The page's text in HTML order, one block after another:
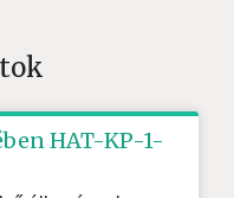
HAT-KP-1-